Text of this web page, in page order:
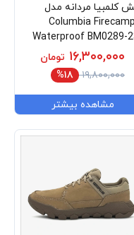
کلمبیا مردانه مدل
Columbia
Waterproof BM0289-
۱۶,۳۰۰,۰۰۰ تومان
۱۹,۸۰۰,۰۰۰
%۱۸
مشاهده بیشتر